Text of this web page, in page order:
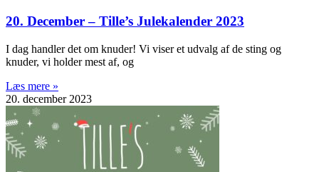
20. December – Tille’s Julekalender 2023
I dag handler det om knuder! Vi viser et udvalg af de sting og
knuder, vi holder mest af, og
Læs mere »
20. december 2023